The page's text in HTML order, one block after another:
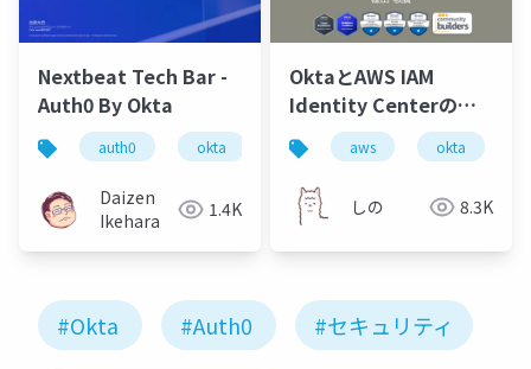
Nextbeat Tech Bar -
Auth0 By Okta
auth0 okta idaas
Daizen
Ikehara
1.4K
OktaとAWS IAM
Identity Centerの連
携をしてみた
aws okta
しの 8.3K
#Okta #Auth0 #セキュリティ